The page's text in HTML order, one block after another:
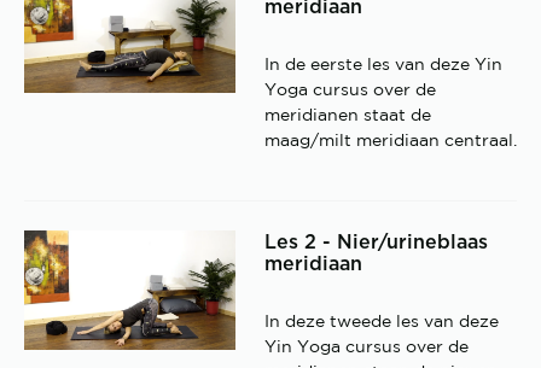
meridiaan
In de eerste les van deze Yin
Yoga cursus over de
meridianen staat de
maag/milt meridiaan centraal.
Les 2 - Nier/urineblaas
meridiaan
In deze tweede les van deze
Yin Yoga cursus over de